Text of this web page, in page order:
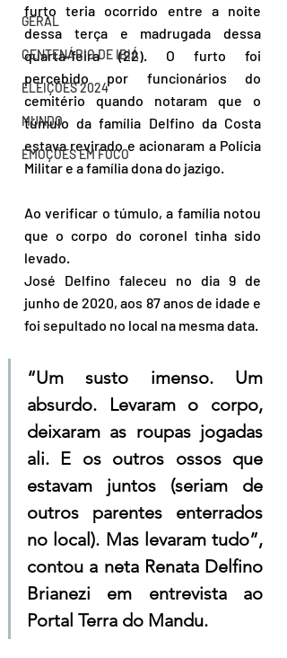
GERAL
CENTENÁRIO DE IBIÁ
ELEIÇÕES 2024
MUNDO
EMOÇÕES EM FOCO
furto teria ocorrido entre a noite
dessa terça e madrugada dessa
quarta-feira (22). O furto foi
percebido por funcionários do
cemitério quando notaram que o
túmulo da família Delfino da Costa
estava revirado e acionaram a Polícia
Militar e a família dona do jazigo.
Ao verificar o túmulo, a família notou
que o corpo do coronel tinha sido
levado.
José Delfino faleceu no dia 9 de
junho de 2020, aos 87 anos de idade e
foi sepultado no local na mesma data.
“Um susto imenso. Um
absurdo. Levaram o corpo,
deixaram as roupas jogadas
ali. E os outros ossos que
estavam juntos (seriam de
outros parentes enterrados
no local). Mas levaram tudo”,
contou a neta Renata Delfino
Brianezi em entrevista ao
Portal Terra do Mandu.